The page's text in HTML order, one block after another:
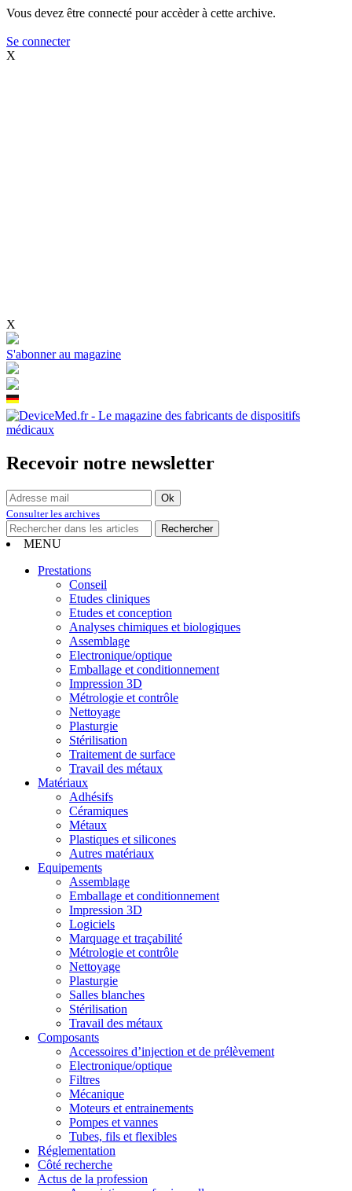
Vous devez être connecté pour accèder à cette archive.
Se connecter
X
X
S'abonner au magazine
Recevoir notre newsletter
Consulter les archives
MENU
Prestations
Conseil
Etudes cliniques
Etudes et conception
Analyses chimiques et biologiques
Assemblage
Electronique/optique
Emballage et conditionnement
Impression 3D
Métrologie et contrôle
Nettoyage
Plasturgie
Stérilisation
Traitement de surface
Travail des métaux
Matériaux
Adhésifs
Céramiques
Métaux
Plastiques et silicones
Autres matériaux
Equipements
Assemblage
Emballage et conditionnement
Impression 3D
Logiciels
Marquage et traçabilité
Métrologie et contrôle
Nettoyage
Plasturgie
Salles blanches
Stérilisation
Travail des métaux
Composants
Accessoires d’injection et de prélèvement
Electronique/optique
Filtres
Mécanique
Moteurs et entrainements
Pompes et vannes
Tubes, fils et flexibles
Réglementation
Côté recherche
Actus de la profession